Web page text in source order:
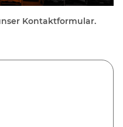
Kontaktformular.